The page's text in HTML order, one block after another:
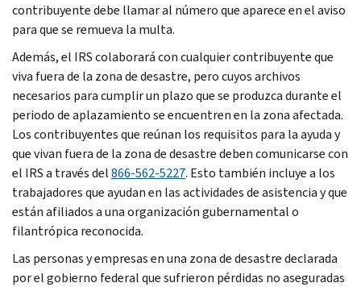
contribuyente debe llamar al número que aparece en el aviso
para que se remueva la multa.
Además, el IRS colaborará con cualquier contribuyente que
viva fuera de la zona de desastre, pero cuyos archivos
necesarios para cumplir un plazo que se produzca durante el
periodo de aplazamiento se encuentren en la zona afectada.
Los contribuyentes que reúnan los requisitos para la ayuda y
que vivan fuera de la zona de desastre deben comunicarse con
el IRS a través del866-562-5227. Esto también incluye a los
trabajadores que ayudan en las actividades de asistencia y que
están afiliados a una organización gubernamental o
filantrópica reconocida.
Las personas y empresas en una zona de desastre declarada
por el gobierno federal que sufrieron pérdidas no aseguradas